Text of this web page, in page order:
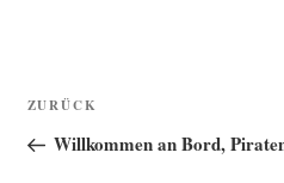
Beitragsnavigation
Vorheriger
Beitrag
ZURÜCK
Willkommen an Bord,